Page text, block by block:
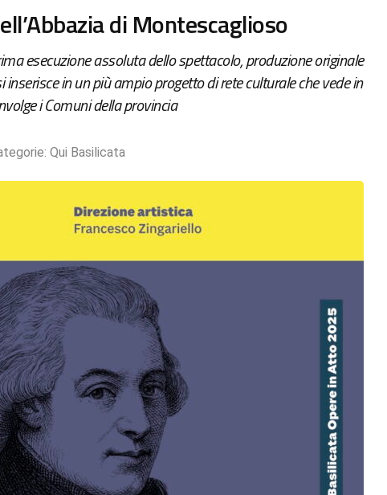
di Montescaglioso
esecuzione assoluta dello spettacolo, produzione originale
inserisce in un più ampio progetto di rete culturale che vede in
i Comuni della provincia
Qui Basilicata